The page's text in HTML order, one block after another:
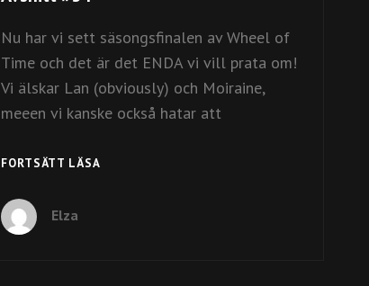
Nu har vi sett säsongsfinalen av Wheel of
Time och det är det ENDA vi vill prata om!
Vi älskar Lan (obviously) och Moiraine,
meeen vi kanske också hatar att
FORTSÄTT LÄSAAVSNITT
Elza